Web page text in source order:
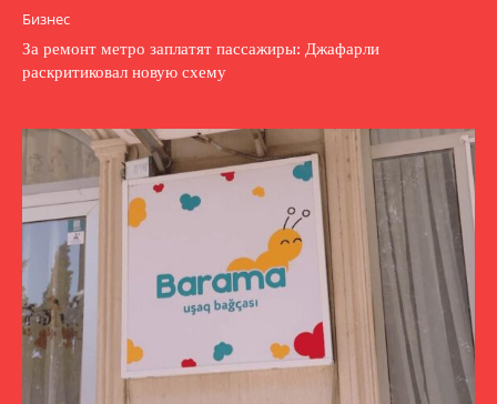
Бизнес
За ремонт метро заплатят пассажиры: Джафарли
раскритиковал новую схему